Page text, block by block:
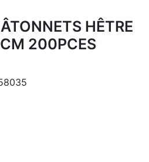
HÊTRE
200PCES